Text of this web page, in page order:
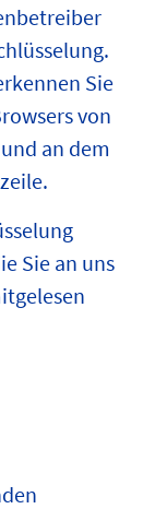
Sie
von
an dem
Sie an uns